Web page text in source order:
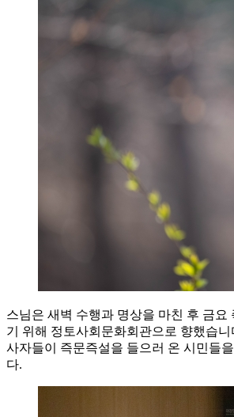
스님은 새벽 수행과 명상을 마친 후 금요
기 위해 정토사회문화회관으로 향했습
사자들이 즉문즉설을 들으러 온 시민들
다.